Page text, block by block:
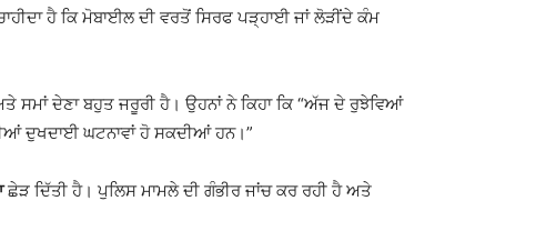
ਹੈ ਕਿ ਮੋਬਾਈਲ ਦੀ ਵਰਤੋਂ ਸਿਰਫ ਪੜ੍ਹਾਈ ਜਾਂ ਲੋੜੀਂਦੇ ਕੰਮ
ਦੇਣਾ ਬਹੁਤ ਜਰੂਰੀ ਹੈ। ਉਹਨਾਂ ਨੇ ਕਿਹਾ ਕਿ “ਅੱਜ ਦੇ ਰੁਝੇਵਿਆਂ
ਦੁਖਦਾਈ ਘਟਨਾਵਾਂ ਹੋ ਸਕਦੀਆਂ ਹਨ।”
ਛੇੜ ਦਿੱਤੀ ਹੈ। ਪੁਲਿਸ ਮਾਮਲੇ ਦੀ ਗੰਭੀਰ ਜਾਂਚ ਕਰ ਰਹੀ ਹੈ ਅਤੇ